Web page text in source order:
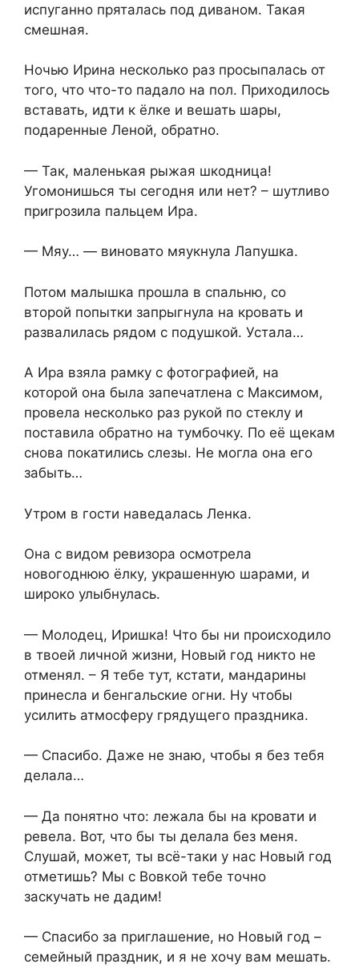
испуганно пряталась под диваном. Такая
смешная.
Ночью Ирина несколько раз просыпалась от
того, что что-то падало на пол. Приходилось
вставать, идти к ёлке и вешать шары,
подаренные Леной, обратно.
— Так, маленькая рыжая шкодница!
Угомонишься ты сегодня или нет? – шутливо
пригрозила пальцем Ира.
— Мяу… — виновато мяукнула Лапушка.
Потом малышка прошла в спальню, со
второй попытки запрыгнула на кровать и
развалилась рядом с подушкой. Устала…
А Ира взяла рамку с фотографией, на
которой она была запечатлена с Максимом,
провела несколько раз рукой по стеклу и
поставила обратно на тумбочку. По её щекам
снова покатились слезы. Не могла она его
забыть…
Утром в гости наведалась Ленка.
Она с видом ревизора осмотрела
новогоднюю ёлку, украшенную шарами, и
широко улыбнулась.
— Молодец, Иришка! Что бы ни происходило
в твоей личной жизни, Новый год никто не
отменял. – Я тебе тут, кстати, мандарины
принесла и бенгальские огни. Ну чтобы
усилить атмосферу грядущего праздника.
— Спасибо. Даже не знаю, чтобы я без тебя
делала…
— Да понятно что: лежала бы на кровати и
ревела. Вот, что бы ты делала без меня.
Слушай, может, ты всё-таки у нас Новый год
отметишь? Мы с Вовкой тебе точно
заскучать не дадим!
— Спасибо за приглашение, но Новый год –
семейный праздник, и я не хочу вам мешать.